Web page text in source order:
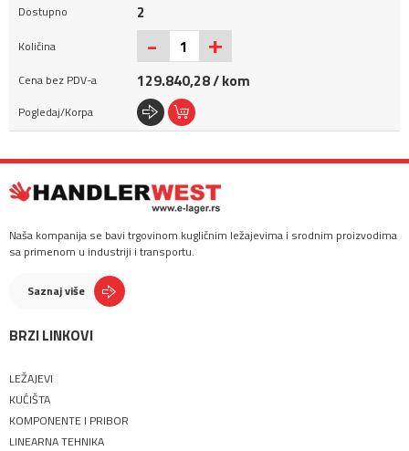
2
- +
129.840,28 / kom
Naša kompanija se bavi trgovinom kugličnim ležajevima i srodnim proizvodima
sa primenom u industriji i transportu.
Saznaj više
BRZI LINKOVI
LEŽAJEVI
KUĆIŠTA
KOMPONENTE I PRIBOR
LINEARNA TEHNIKA